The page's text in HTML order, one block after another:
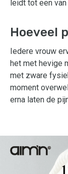
leidt tot een
Hoeveel
Iedere vrouw
het met hevige
met zware
moment
erna laten de